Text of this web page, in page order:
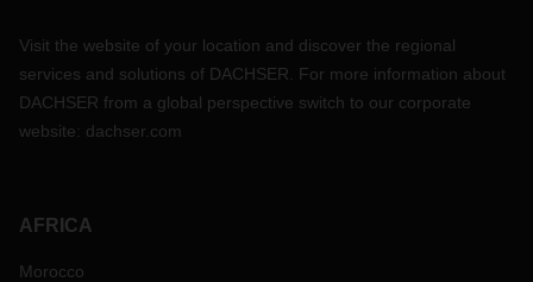
Visit the website of your location and discover the regional
services and solutions of DACHSER. For more information about
DACHSER from a global perspective switch to our corporate
website: dachser.com
AFRICA
Morocco